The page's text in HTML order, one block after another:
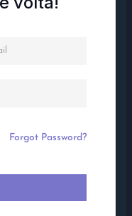
Forgot Password?